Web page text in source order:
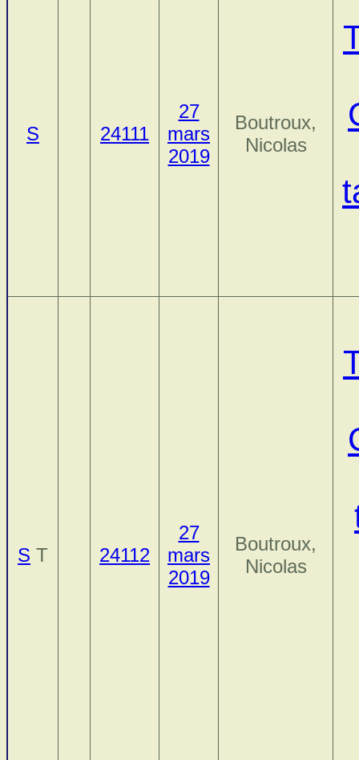
S 24111
27
mars
2019
Boutroux,
Nicolas
S T 24112
27
mars
2019
Boutroux,
Nicolas